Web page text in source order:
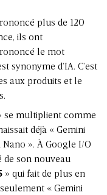
plus de 120
ils ont
le mot
synonyme d’IA. C’est
aux produits et le
se multiplient comme
déjà « Gemini
Nano ». À Google I/O
de son nouveau
» qui fait de plus en
« Gemini